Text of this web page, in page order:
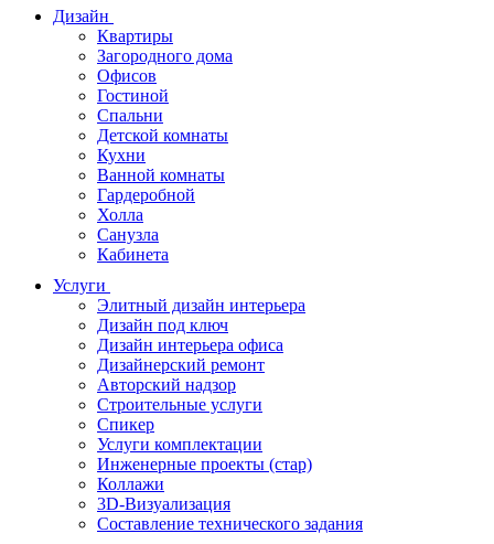
Дизайн
Квартиры
Загородного дома
Офисов
Гостиной
Спальни
Детской комнаты
Кухни
Ванной комнаты
Гардеробной
Холла
Санузла
Кабинета
Услуги
Элитный дизайн интерьера
Дизайн под ключ
Дизайн интерьера офиса
Дизайнерский ремонт
Авторский надзор
Строительные услуги
Спикер
Услуги комплектации
Инженерные проекты (стар)
Коллажи
3D-Визуализация
Составление технического задания